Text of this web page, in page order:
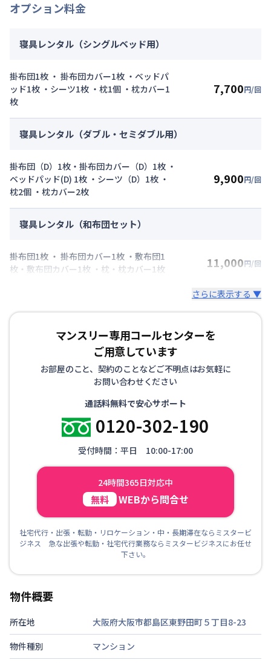
オプション料金
寝具レンタル（シングルベッド用）
掛布団1枚 ・ 掛布団カバー1枚 ・ベッドパ
ッド1枚 ・シーツ1枚 ・枕1個 ・枕カバー1
枚
7,700円/回
寝具レンタル（ダブル・セミダブル用）
掛布団（D）1枚・掛布団カバー（D）1枚 ・
ベッドパッド(D) 1枚 ・シーツ（D）1枚 ・
枕2個 ・枕カバー2枚
9,900円/回
寝具レンタル（和布団セット）
掛布団1枚 ・ 掛布団カバー1枚 ・敷布団1
枚・敷布団カバー1枚 ・枕・枕カバー1枚
11,000円/回
さらに表示する ▼
マンスリー専用コールセンターを
ご用意しています
お部屋のこと、契約のことなどご不明点はお気軽に
お問い合わせください
通話料無料で安心サポート
0120-302-190
受付時間：平日 10:00-17:00
24時間365日対応中
無料 WEBから問合せ
社宅代行・出張・転勤・リロケーション・中・長期滞在ならミスタービ
ジネス 急な出張や転勤・社宅代行業務ならミスタービジネスにお任せ
下さい。
物件概要
所在地
大阪府大阪市都島区東野田町５丁目8-23
物件種別
マンション